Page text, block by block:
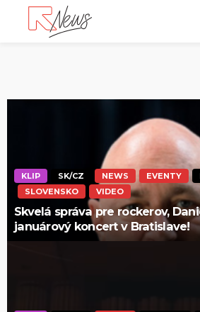
KLIP SK/CZ NEWS EVENTY
SLOVENSKO
VIDEO
Skvelá správa pre rockerov,
januárový koncert v Bratislave!